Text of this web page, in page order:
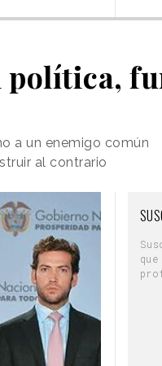
política,
a un enemigo común
al contrario